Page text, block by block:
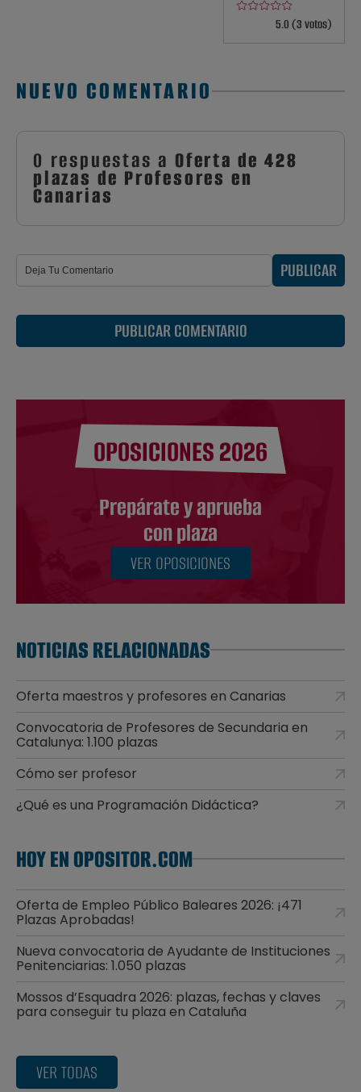
5.0 (3 votos)
NUEVO COMENTARIO
0 respuestas a Oferta de 428
plazas de Profesores en
Canarias
PUBLICAR
PUBLICAR COMENTARIO
OPOSICIONES 2026
Prepárate y aprueba
con plaza
VER OPOSICIONES
NOTICIAS RELACIONADAS
Oferta maestros y profesores en Canarias
Convocatoria de Profesores de Secundaria en
Catalunya: 1.100 plazas
Cómo ser profesor
¿Qué es una Programación Didáctica?
HOY EN OPOSITOR.COM
Oferta de Empleo Público Baleares 2026: ¡471
Plazas Aprobadas!
Nueva convocatoria de Ayudante de Instituciones
Penitenciarias: 1.050 plazas
Mossos d’Esquadra 2026: plazas, fechas y claves
para conseguir tu plaza en Cataluña
VER TODAS